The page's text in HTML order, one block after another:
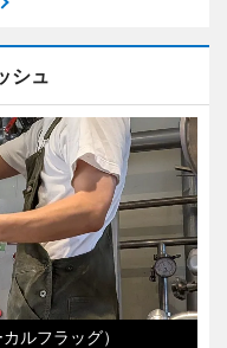
シュ
ルフラッグ）